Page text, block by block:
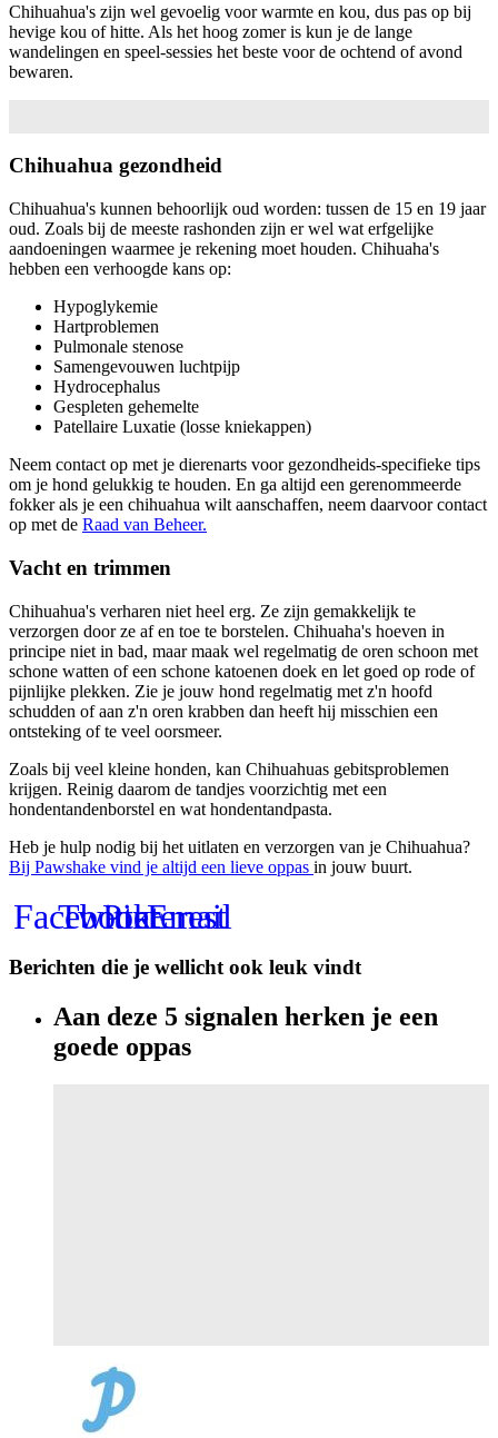
Chihuahua's zijn wel gevoelig voor warmte en kou, dus pas op bij
hevige kou of hitte. Als het hoog zomer is kun je de lange
wandelingen en speel-sessies het beste voor de ochtend of avond
bewaren.
Chihuahua gezondheid
Chihuahua's kunnen behoorlijk oud worden: tussen de 15 en 19 jaar
oud. Zoals bij de meeste rashonden zijn er wel wat erfgelijke
aandoeningen waarmee je rekening moet houden. Chihuaha's
hebben een verhoogde kans op:
Hypoglykemie
Hartproblemen
Pulmonale stenose
Samengevouwen luchtpijp
Hydrocephalus
Gespleten gehemelte
Patellaire Luxatie (losse kniekappen)
Neem contact op met je dierenarts voor gezondheids-specifieke tips
om je hond gelukkig te houden. En ga altijd een gerenommeerde
fokker als je een chihuahua wilt aanschaffen, neem daarvoor contact
op met de Raad van Beheer.
Vacht en trimmen
Chihuahua's verharen niet heel erg. Ze zijn gemakkelijk te
verzorgen door ze af en toe te borstelen. Chihuaha's hoeven in
principe niet in bad, maar maak wel regelmatig de oren schoon met
schone watten of een schone katoenen doek en let goed op rode of
pijnlijke plekken. Zie je jouw hond regelmatig met z'n hoofd
schudden of aan z'n oren krabben dan heeft hij misschien een
ontsteking of te veel oorsmeer.
Zoals bij veel kleine honden, kan Chihuahuas gebitsproblemen
krijgen. Reinig daarom de tandjes voorzichtig met een
hondentandenborstel en wat hondentandpasta.
Heb je hulp nodig bij het uitlaten en verzorgen van je Chihuahua?
Bij Pawshake vind je altijd een lieve oppas in jouw buurt.
Facebook
Twitter
Pinterest
Email
Berichten die je wellicht ook leuk vindt
Aan deze 5 signalen herken je een
goede oppas